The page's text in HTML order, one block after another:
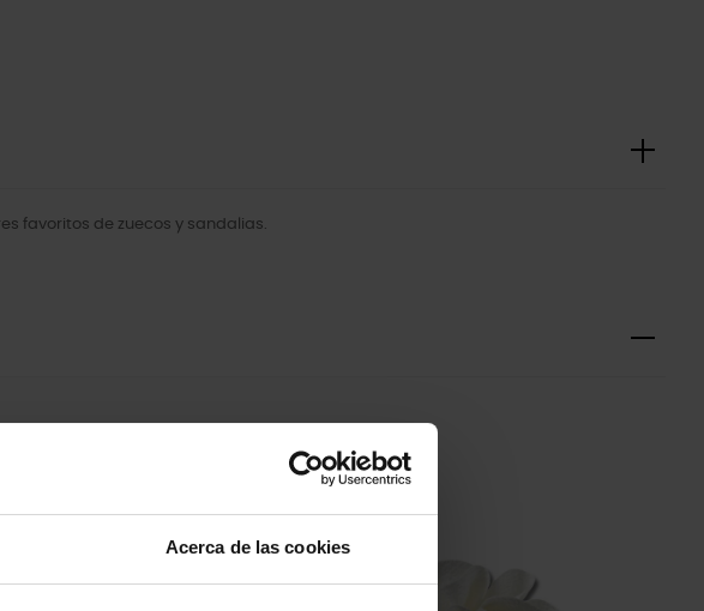
Acerca de las cookies
favoritos de zuecos y sandalias.